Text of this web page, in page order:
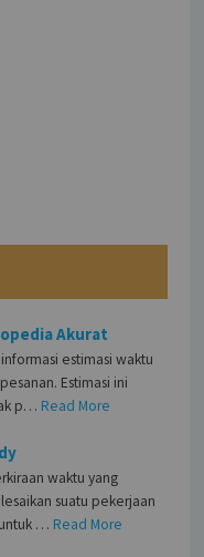
Akurat
estimasi waktu
Estimasi ini
p… Read More
waktu yang
suatu pekerjaan
… Read More